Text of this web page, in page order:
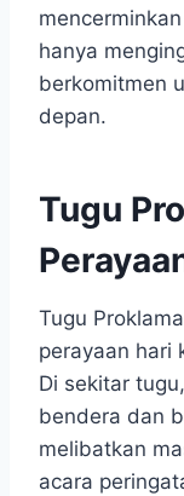
hanya
berkomitmen
depan.
Tugu
Tugu
perayaan hari
Di sekitar
bendera dan
melibatkan
acara